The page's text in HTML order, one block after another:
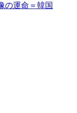
の運命＝韓国